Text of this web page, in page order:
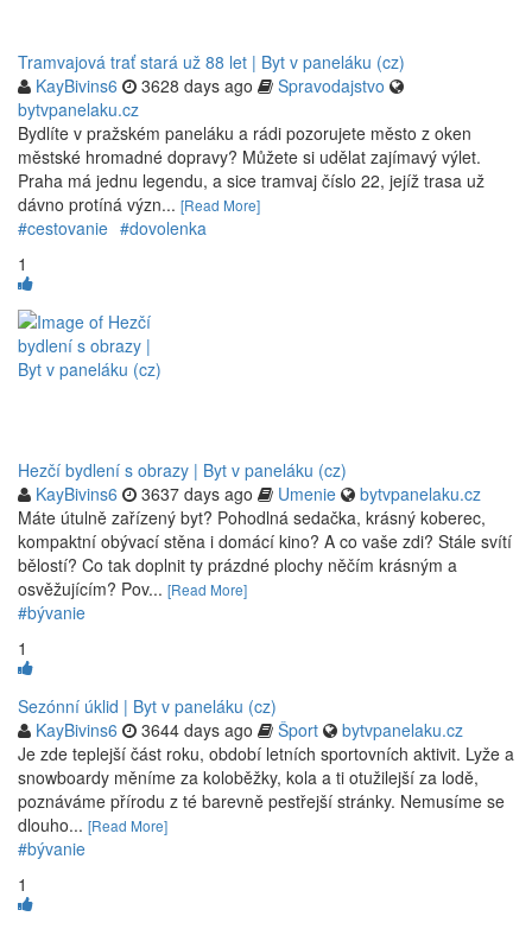
Tramvajová trať stará už 88 let | Byt v paneláku (cz)
KayBivins6
3628 days ago
Spravodajstvo
bytvpanelaku.cz
Bydlíte v pražském paneláku a rádi pozorujete město z oken
městské hromadné dopravy? Můžete si udělat zajímavý výlet.
Praha má jednu legendu, a sice tramvaj číslo 22, jejíž trasa už
dávno protíná význ... [Read More]
#cestovanie #dovolenka
1
Hezčí bydlení s obrazy | Byt v paneláku (cz)
KayBivins6
3637 days ago Umenie
bytvpanelaku.cz
Máte útulně zařízený byt? Pohodlná sedačka, krásný koberec,
kompaktní obývací stěna i domácí kino? A co vaše zdi? Stále svítí
bělostí? Co tak doplnit ty prázdné plochy něčím krásným a
osvěžujícím? Pov... [Read More]
#bývanie
1
Sezónní úklid | Byt v paneláku (cz)
KayBivins6
3644 days ago Šport
bytvpanelaku.cz
Je zde teplejší část roku, období letních sportovních aktivit. Lyže a
snowboardy měníme za koloběžky, kola a ti otužilejší za lodě,
poznáváme přírodu z té barevně pestřejší stránky. Nemusíme se
dlouho... [Read More]
#bývanie
1